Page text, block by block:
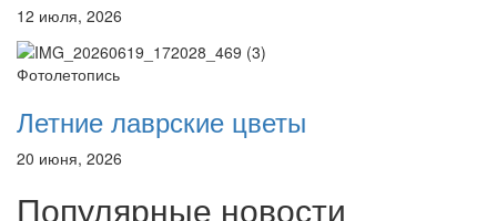
12 июля, 2026
Фотолетопись
Летние лаврские цветы
20 июня, 2026
Популярные новости